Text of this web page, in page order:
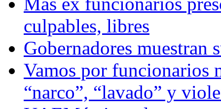
culpables, libres
Gobernadores muestran
Vamos por funcionarios
“narco”, “lavado” y